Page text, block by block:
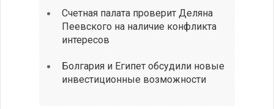
Счетная палата проверит Деляна
Пеевского на наличие конфликта
интересов
Болгария и Египет обсудили новые
инвестиционные возможности